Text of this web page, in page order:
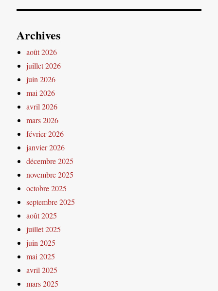
Archives
août 2026
juillet 2026
juin 2026
mai 2026
avril 2026
mars 2026
février 2026
janvier 2026
décembre 2025
novembre 2025
octobre 2025
septembre 2025
août 2025
juillet 2025
juin 2025
mai 2025
avril 2025
mars 2025